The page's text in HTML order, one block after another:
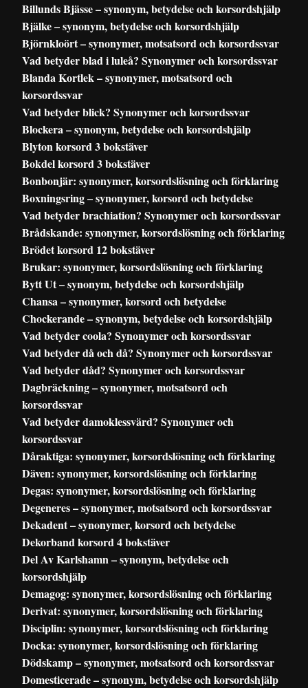
Billunds Bjässe – synonym, betydelse och korsordshjälp
Bjälke – synonym, betydelse och korsordshjälp
Björnkloört – synonymer, motsatsord och korsordssvar
Vad betyder blad i luleå? Synonymer och korsordssvar
Blanda Kortlek – synonymer, motsatsord och
korsordssvar
Vad betyder blick? Synonymer och korsordssvar
Blockera – synonym, betydelse och korsordshjälp
Blyton korsord 3 bokstäver
Bokdel korsord 3 bokstäver
Bonbonjär: synonymer, korsordslösning och förklaring
Boxningsring – synonymer, korsord och betydelse
Vad betyder brachiation? Synonymer och korsordssvar
Brådskande: synonymer, korsordslösning och förklaring
Brödet korsord 12 bokstäver
Brukar: synonymer, korsordslösning och förklaring
Bytt Ut – synonym, betydelse och korsordshjälp
Chansa – synonymer, korsord och betydelse
Chockerande – synonym, betydelse och korsordshjälp
Vad betyder coola? Synonymer och korsordssvar
Vad betyder då och då? Synonymer och korsordssvar
Vad betyder dåd? Synonymer och korsordssvar
Dagbräckning – synonymer, motsatsord och
korsordssvar
Vad betyder damoklessvärd? Synonymer och
korsordssvar
Dåraktiga: synonymer, korsordslösning och förklaring
Däven: synonymer, korsordslösning och förklaring
Degas: synonymer, korsordslösning och förklaring
Degeneres – synonymer, motsatsord och korsordssvar
Dekadent – synonymer, korsord och betydelse
Dekorband korsord 4 bokstäver
Del Av Karlshamn – synonym, betydelse och
korsordshjälp
Demagog: synonymer, korsordslösning och förklaring
Derivat: synonymer, korsordslösning och förklaring
Disciplin: synonymer, korsordslösning och förklaring
Docka: synonymer, korsordslösning och förklaring
Dödskamp – synonymer, motsatsord och korsordssvar
Domesticerade – synonym, betydelse och korsordshjälp